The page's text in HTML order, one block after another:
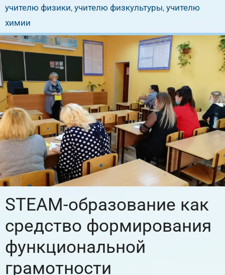
учителю физики, учителю физкультуры, учителю
химии
STEAM-образование как
средство формирования
функциональной
грамотности